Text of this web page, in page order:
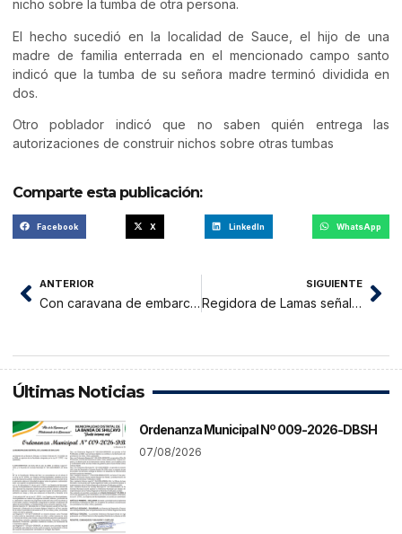
nicho sobre la tumba de otra persona.
El hecho sucedió en la localidad de Sauce, el hijo de una
madre de familia enterrada en el mencionado campo santo
indicó que la tumba de su señora madre terminó dividida en
dos.
Otro poblador indicó que no saben quién entrega las
autorizaciones de construir nichos sobre otras tumbas
Comparte esta publicación:
Facebook X LinkedIn WhatsApp
ANTERIOR
Con caravana de embarcaciones por laguna de Sauce, transportistas despiden a compañero
SIGUIENTE
Regidora de Lamas señala contrademandará denuncia por falsificación de documentos
Últimas Noticias
Ordenanza Municipal Nº 009-2026-DBSH
07/08/2026